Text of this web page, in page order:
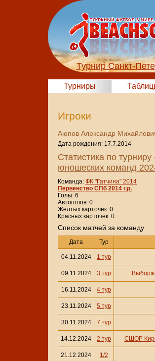
Турнир Санкт-
Турниры
Игроки
Аюпов Александр
Дата рождения: 17.7.2014
Статистика по турниру
юношеских команд
Команда: ФК "Гатчина" 2014
Первенство СПб 2014 г.р.
Голы: 6
Автоголов: 0
Желтых карточек: 0
Красных карточек: 0
Cписок матчей за команду
Дата Тур
04.11.2024 1 тур
09.11.2024 3 тур
16.11.2024 4 тур
23.11.2024 5 тур
30.11.2024 7 тур
14.12.2024 2 тур СШОР
21.12.2024 1/2